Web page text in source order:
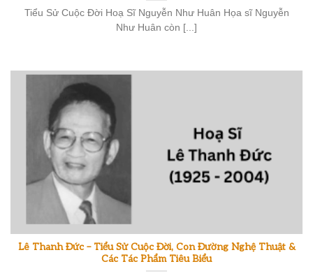
Tiểu Sử Cuộc Đời Hoạ Sĩ Nguyễn Như Huân Họa sĩ Nguyễn
Như Huân còn [...]
Lê Thanh Đức – Tiểu Sử Cuộc Đời, Con Đường Nghệ Thuật &
Các Tác Phẩm Tiêu Biểu